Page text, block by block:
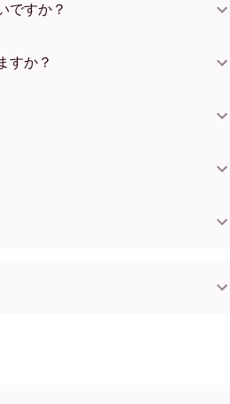
ですか？
すか？
せします。
使いいただけます。